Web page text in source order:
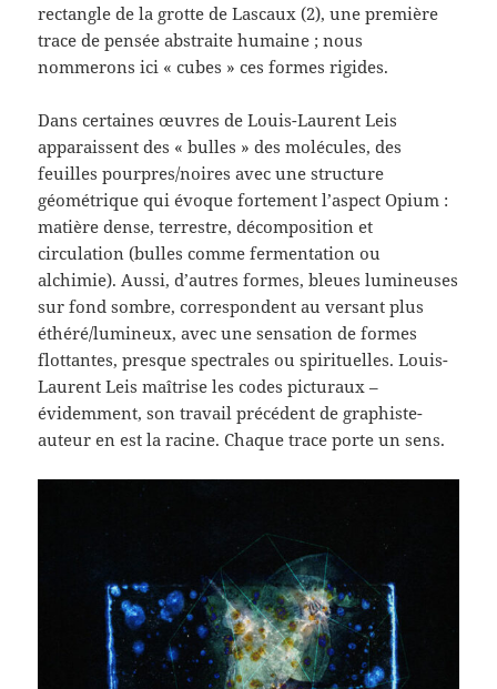
rectangle de la grotte de Lascaux (2), une première
trace de pensée abstraite humaine ; nous
nommerons ici « cubes » ces formes rigides.
Dans certaines œuvres de Louis-Laurent Leis
apparaissent des « bulles » des molécules, des
feuilles pourpres/noires avec une structure
géométrique qui évoque fortement l’aspect Opium :
matière dense, terrestre, décomposition et
circulation (bulles comme fermentation ou
alchimie). Aussi, d’autres formes, bleues lumineuses
sur fond sombre, correspondent au versant plus
éthéré/lumineux, avec une sensation de formes
flottantes, presque spectrales ou spirituelles. Louis-
Laurent Leis maîtrise les codes picturaux –
évidemment, son travail précédent de graphiste-
auteur en est la racine. Chaque trace porte un sens.